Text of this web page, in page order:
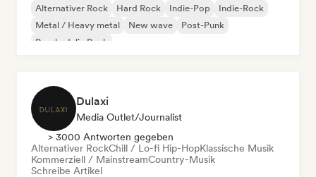
Alternativer Rock Hard Rock Indie-Pop
Indie-Rock
Metal / Heavy metal
New wave
Post-Punk
Psychedelic Rock
Dulaxi
Media Outlet/Journalist
> 3000 Antworten gegeben
Alternativer RockChill / Lo-fi Hip-HopKlassische Musik
Kommerziell / MainstreamCountry-Musik
Schreibe Artikel